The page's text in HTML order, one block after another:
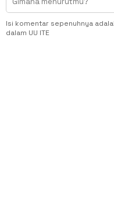
Isi komentar sepenuhnya
dalam UU ITE